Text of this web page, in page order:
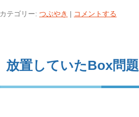
カテゴリー: つぶやき | コメントする
放置していたBox問題